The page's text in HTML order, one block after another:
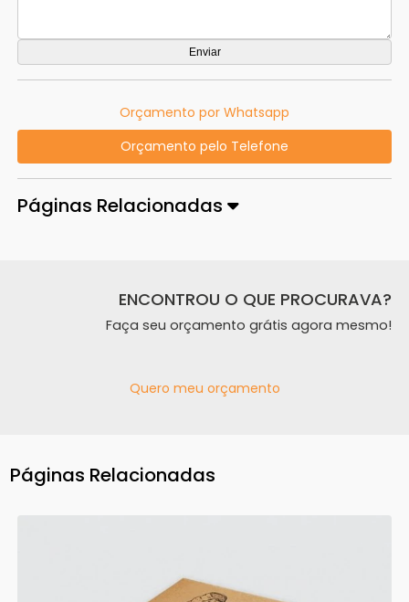
Orçamento por Whatsapp
Orçamento pelo Telefone
Páginas Relacionadas
ENCONTROU O QUE PROCURAVA?
Faça seu orçamento grátis agora mesmo!
Quero meu orçamento
Páginas Relacionadas